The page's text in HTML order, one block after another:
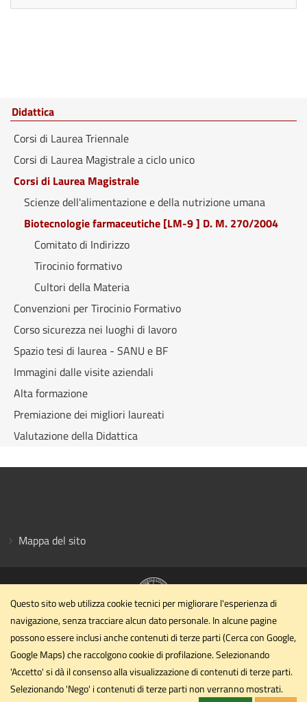
Didattica
Corsi di Laurea Triennale
Corsi di Laurea Magistrale a ciclo unico
Corsi di Laurea Magistrale
Scienze dell'alimentazione e della nutrizione umana
Biotecnologie farmaceutiche [LM-9 ] D. M. 270/2004
Comitato di Indirizzo
Tirocinio formativo
Cultori della Materia
Convenzioni per Tirocinio Formativo
Corso sicurezza nei luoghi di lavoro
Spazio tesi di laurea - SANU e BF
Immagini dalle visite aziendali
Alta formazione
Premiazione dei migliori laureati
Valutazione della Didattica
Mappa del sito
Dipartimento di Scienze Farmaceutiche
Università degli Studi di Perugia
Via Palazzeschi n. 9 Padiglione X, II piano - 06126 Perugia
Email
dipartimento.dsf@cert.unipg.it
Questo sito web utilizza cookie tecnici per migliorare l'esperienza di
navigazione, senza tracciare alcun dato personale. In alcune pagine
possono essere inclusi anche contenuti di terze parti (Cerca con Google,
Google Maps) che raccolgono cookie di profilazione. Selezionando
'Accetto' si dà il consenso alla visualizzazione di contenuti di terze parti.
Selezionando 'Nego' i contenuti di terze parti non verranno mostrati.